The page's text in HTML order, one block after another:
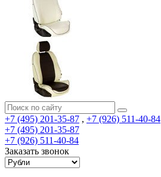
+7 (495) 201-35-87 , +7 (926) 511-40-84
+7 (495) 201-35-87
+7 (926) 511-40-84
Заказать звонок